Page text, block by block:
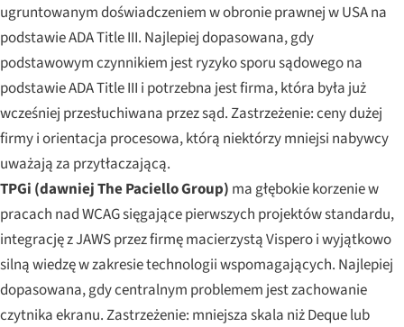
ugruntowanym doświadczeniem w obronie prawnej w USA na
podstawie ADA Title III. Najlepiej dopasowana, gdy
podstawowym czynnikiem jest ryzyko sporu sądowego na
podstawie ADA Title III i potrzebna jest firma, która była już
wcześniej przesłuchiwana przez sąd. Zastrzeżenie: ceny dużej
firmy i orientacja procesowa, którą niektórzy mniejsi nabywcy
uważają za przytłaczającą.
TPGi (dawniej The Paciello Group) ma głębokie korzenie w
pracach nad WCAG sięgające pierwszych projektów standardu,
integrację z JAWS przez firmę macierzystą Vispero i wyjątkowo
silną wiedzę w zakresie technologii wspomagających. Najlepiej
dopasowana, gdy centralnym problemem jest zachowanie
czytnika ekranu. Zastrzeżenie: mniejsza skala niż Deque lub